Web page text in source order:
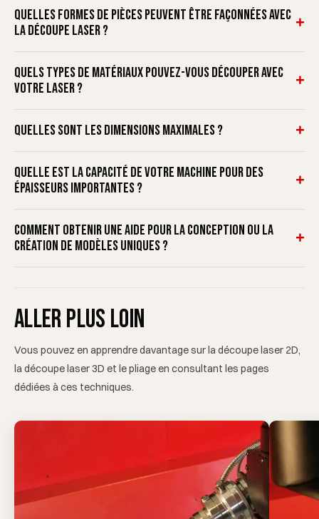
Quelles formes de pièces peuvent être façonnées avec
la découpe laser ?
+
Quels types de matériaux pouvez-vous découper avec
votre laser ?
+
Quelles sont les dimensions maximales ? +
Quelle est la capacité de votre machine pour des
épaisseurs importantes ?
+
Comment obtenir une aide pour la conception ou la
création de modèles uniques ?
+
Aller plus loin
Vous pouvez en apprendre davantage sur la découpe laser 2D,
la découpe laser 3D et le pliage en consultant les pages
dédiées à ces techniques.